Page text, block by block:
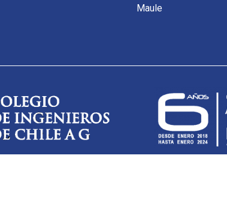
Maule